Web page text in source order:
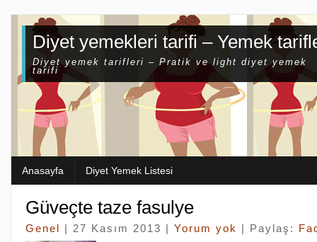
Diyet yemekleri tarifi – Yemek
Diyet yemek tarifleri – Pratik ve light diyet yemek
tarifi
Anasayfa Diyet Yemek Listesi
Güveçte taze fasulye
Genel | 27 Kasım 2013 | Yorum yok | Paylaş: